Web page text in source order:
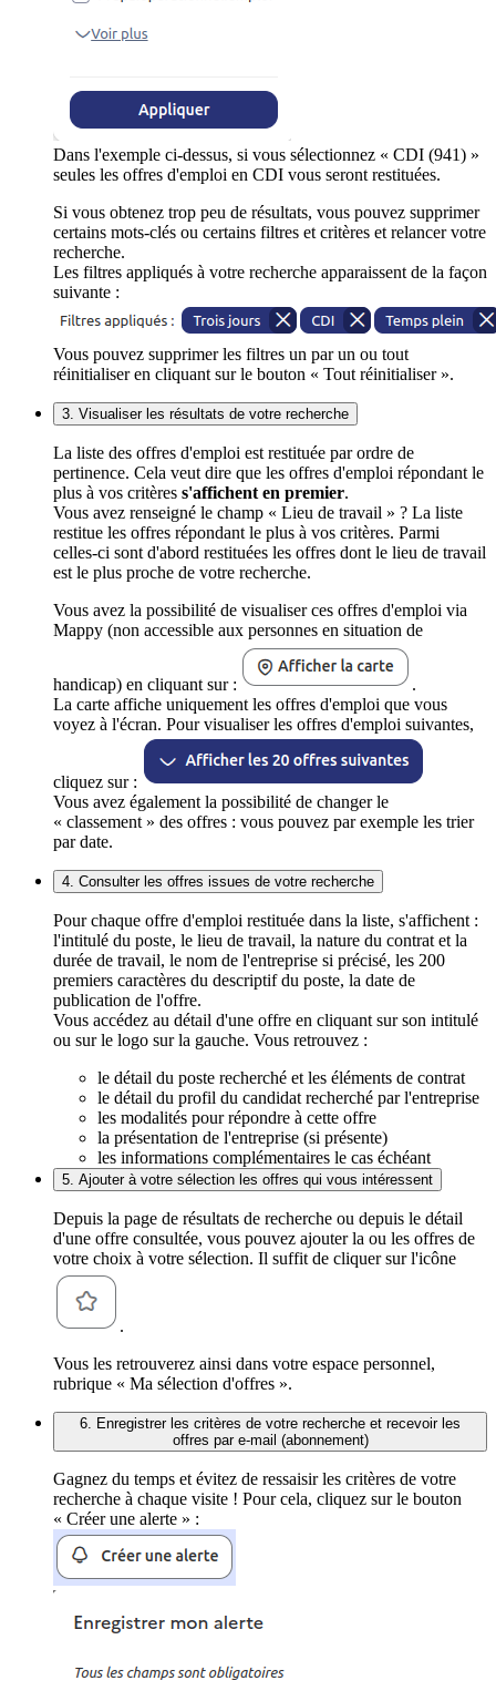
Dans l'exemple ci-dessus, si vous sélectionnez « CDI (941) »
seules les offres d'emploi en CDI vous seront restituées.
Si vous obtenez trop peu de résultats, vous pouvez supprimer
certains mots-clés ou certains filtres et critères et relancer votre
recherche.
Les filtres appliqués à votre recherche apparaissent de la façon
suivante :
Vous pouvez supprimer les filtres un par un ou tout
réinitialiser en cliquant sur le bouton « Tout réinitialiser ».
3. Visualiser les résultats de votre recherche
La liste des offres d'emploi est restituée par ordre de
pertinence. Cela veut dire que les offres d'emploi répondant le
plus à vos critères s'affichent en premier.
Vous avez renseigné le champ « Lieu de travail » ? La liste
restitue les offres répondant le plus à vos critères. Parmi
celles-ci sont d'abord restituées les offres dont le lieu de travail
est le plus proche de votre recherche.
Vous avez la possibilité de visualiser ces offres d'emploi via
Mappy (non accessible aux personnes en situation de
handicap) en cliquant sur :
.
La carte affiche uniquement les offres d'emploi que vous
voyez à l'écran. Pour visualiser les offres d'emploi suivantes,
cliquez sur :
Vous avez également la possibilité de changer le
« classement » des offres : vous pouvez par exemple les trier
par date.
4. Consulter les offres issues de votre recherche
Pour chaque offre d'emploi restituée dans la liste, s'affichent :
l'intitulé du poste, le lieu de travail, la nature du contrat et la
durée de travail, le nom de l'entreprise si précisé, les 200
premiers caractères du descriptif du poste, la date de
publication de l'offre.
Vous accédez au détail d'une offre en cliquant sur son intitulé
ou sur le logo sur la gauche. Vous retrouvez :
le détail du poste recherché et les éléments de contrat
le détail du profil du candidat recherché par l'entreprise
les modalités pour répondre à cette offre
la présentation de l'entreprise (si présente)
les informations complémentaires le cas échéant
5. Ajouter à votre sélection les offres qui vous intéressent
Depuis la page de résultats de recherche ou depuis le détail
d'une offre consultée, vous pouvez ajouter la ou les offres de
votre choix à votre sélection. Il suffit de cliquer sur l'icône
.
Vous les retrouverez ainsi dans votre espace personnel,
rubrique « Ma sélection d'offres ».
6. Enregistrer les critères de votre recherche et recevoir les
offres par e-mail (abonnement)
Gagnez du temps et évitez de ressaisir les critères de votre
recherche à chaque visite ! Pour cela, cliquez sur le bouton
« Créer une alerte » :